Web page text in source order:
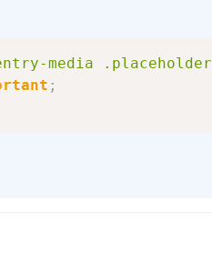
media .placeholder
;